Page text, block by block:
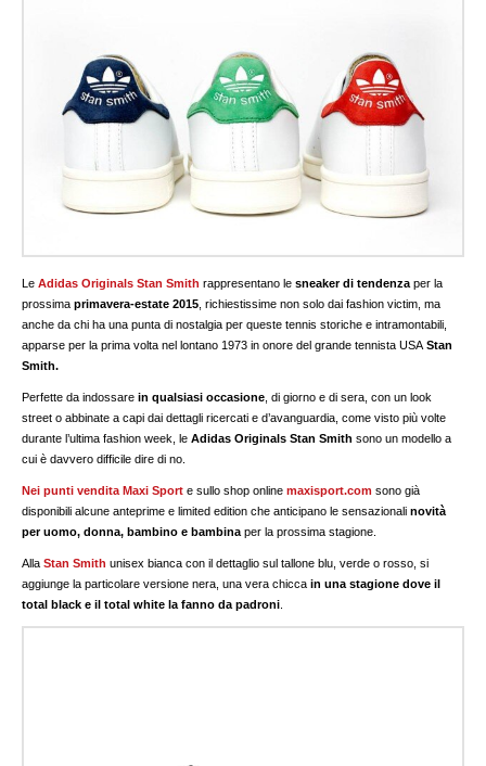
LeAdidas Originals Stan Smith rappresentano lesneaker di tendenza per la
prossimaprimavera-estate 2015 , richiestissime non solo dai fashion victim, ma
anche da chi ha una punta di nostalgia per queste tennis storiche e intramontabili,
apparse per la prima volta nel lontano 1973 in onore del grande tennista USAStan
Smith.
Perfette da indossarein qualsiasi occasione , di giorno e di sera, con un look
street o abbinate a capi dai dettagli ricercati e d’avanguardia, come visto più volte
durante l’ultima fashion week, leAdidas Originals Stan Smith sono un modello a
cui è davvero difficile dire di no.
Nei punti vendita Maxi Sport e sullo shop onlinemaxisport.com sono già
disponibili alcune anteprime e limited edition che anticipano le sensazionalinovità
per uomo, donna, bambino e bambina per la prossima stagione.
AllaStan Smith unisex bianca con il dettaglio sul tallone blu, verde o rosso, si
aggiunge la particolare versione nera, una vera chicca in una stagione dove il
total black e il total white la fanno da padroni